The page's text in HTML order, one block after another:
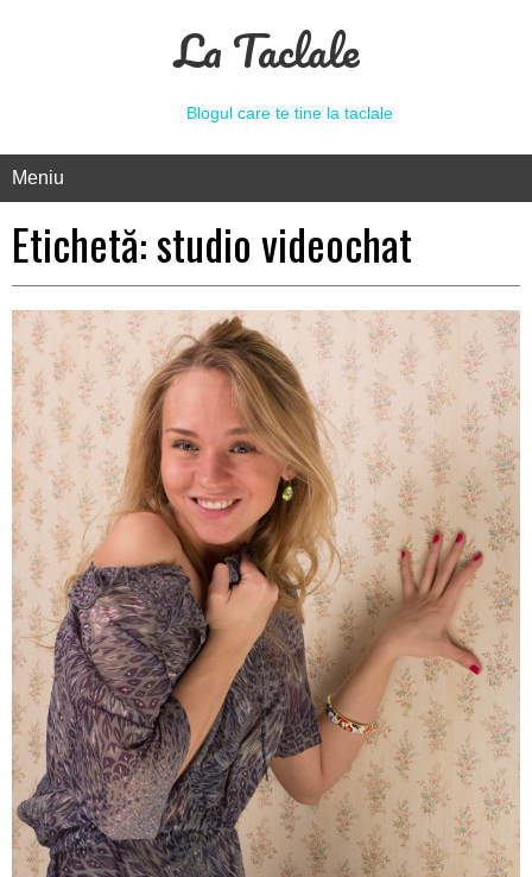
La Taclale
Blogul care te tine la taclale
Meniu
Etichetă:studio videochat